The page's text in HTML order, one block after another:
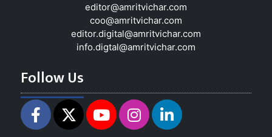
editor@amritvichar.com
coo@amritvichar.com
editor.digital@amritvichar.com
info.digtal@amritvichar.com
Follow Us